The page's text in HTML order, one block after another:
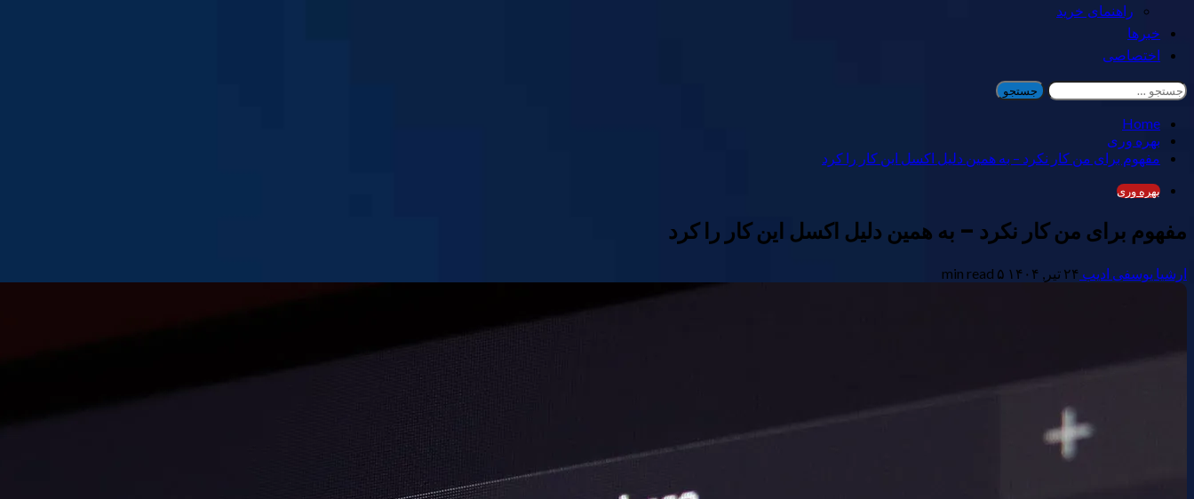
راهنمای خرید
خبرها
اختصاصی
جستجو
برای:
Home
بهره وری
مفهوم برای من کار نکرد – به همین دلیل اکسل این کار را کرد
بهره وری
مفهوم برای من کار نکرد – به همین دلیل اکسل این کار را کرد
ارشیا یوسفی ادیب ۲۴ تیر, ۱۴۰۴ ۵ min read